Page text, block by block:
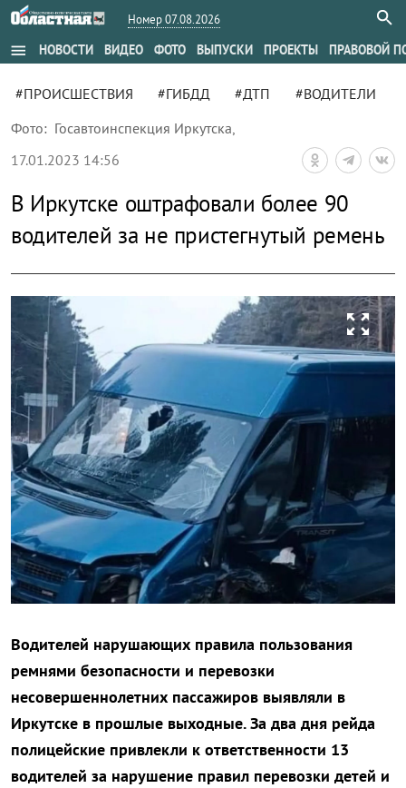
Номер 07.08.2026
menu НОВОСТИ ВИДЕО ФОТО ВЫПУСКИ ПРОЕКТЫ ПРАВОВОЙ
#ПРОИСШЕСТВИЯ #ГИБДД #ДТП
#ВОДИТЕЛИ
Фото: Госавтоинспекция Иркутска,
17.01.2023 14:56
В Иркутске оштрафовали более 90
водителей за не пристегнутый ремень
zoom_out_map
Водителей нарушающих правила пользования
ремнями безопасности и перевозки
несовершеннолетних пассажиров выявляли в
Иркутске в прошлые выходные. За два дня рейда
полицейские привлекли к ответственности 13
водителей за нарушение правил перевозки детей и